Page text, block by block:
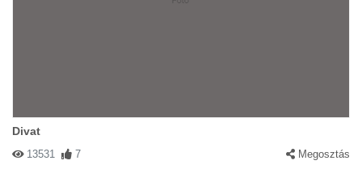
Divat
13531 7 Megosztás